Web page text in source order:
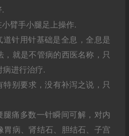
臂手小腿足上操作.
道针用针基础是全息，全息是
，就是不管病的西医名称，只
进行治疗.
别要求，没有补泻之说，只
腿痛多数一针瞬间可解，对内
胃病、肾结石、胆结石、子宫